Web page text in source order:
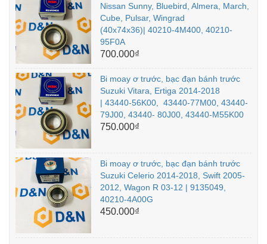
Nissan Sunny, Bluebird, Almera, March,
Cube, Pulsar, Wingrad
(40x74x36)| 40210-4M400, 40210-
95F0A
700.000₫
Bi moay ơ trước, bạc đạn bánh trước
Suzuki Vitara, Ertiga 2014-2018
| 43440-56K00, 43440-77M00, 43440-
79J00, 43440- 80J00, 43440-M55K00
750.000₫
Bi moay ơ trước, bạc đạn bánh trước
Suzuki Celerio 2014-2018, Swift 2005-
2012, Wagon R 03-12 | 9135049,
40210-4A00G
450.000₫